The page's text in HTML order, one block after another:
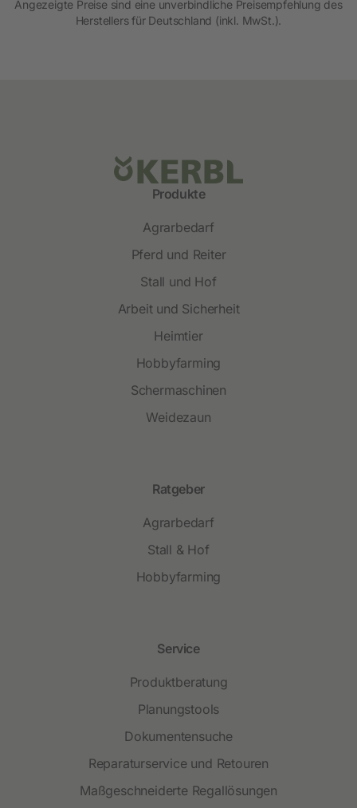
Angezeigte Preise sind eine unverbindliche Preisempfehlung des
Herstellers für Deutschland (inkl. MwSt.).
Produkte
Agrarbedarf
Pferd und Reiter
Stall und Hof
Arbeit und Sicherheit
Heimtier
Hobbyfarming
Schermaschinen
Weidezaun
Ratgeber
Agrarbedarf
Stall & Hof
Hobbyfarming
Service
Produktberatung
Planungstools
Dokumentensuche
Reparaturservice und Retouren
Maßgeschneiderte Regallösungen